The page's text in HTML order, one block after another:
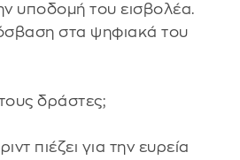
υποδομή του εισβολέα.
στα ψηφιακά του
τους δράστες;
πιέζει για την ευρεία